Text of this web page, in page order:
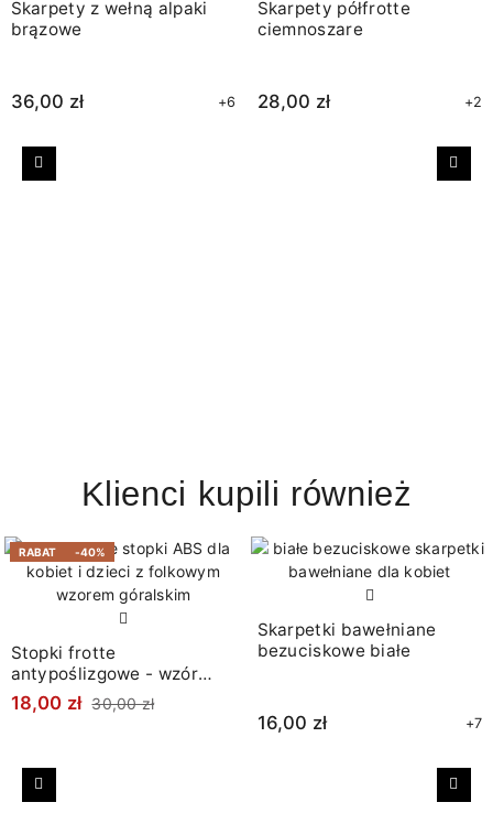
Skarpety z wełną alpaki
brązowe
36,00 zł +6
Skarpety półfrotte
ciemnoszare
28,00 zł +2
Poprzedni
Klienci kupili również
RABAT -40%
Stopki frotte
antypoślizgowe - wzór
góralski
18,00 zł 30,00 zł
Skarpetki bawełniane
bezuciskowe białe
16,00 zł +7
Poprzedni